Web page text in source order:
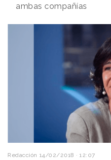
ambas compañías
Redacción 14/02/2018 · 12:07